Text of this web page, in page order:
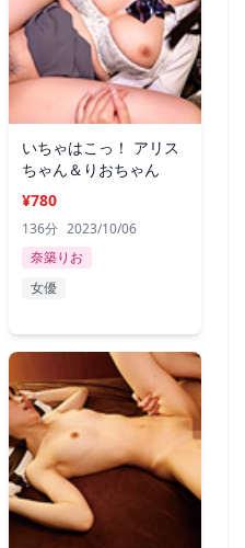
いちゃはこっ！ アリス
ちゃん＆りおちゃん
¥780
136分 2023/10/06
奈築りお
女優